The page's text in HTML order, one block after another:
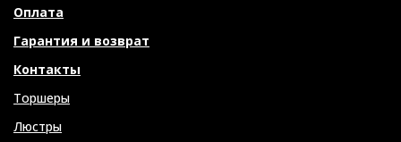
Оплата
Гарантия и возврат
Контакты
Торшеры
Люстры